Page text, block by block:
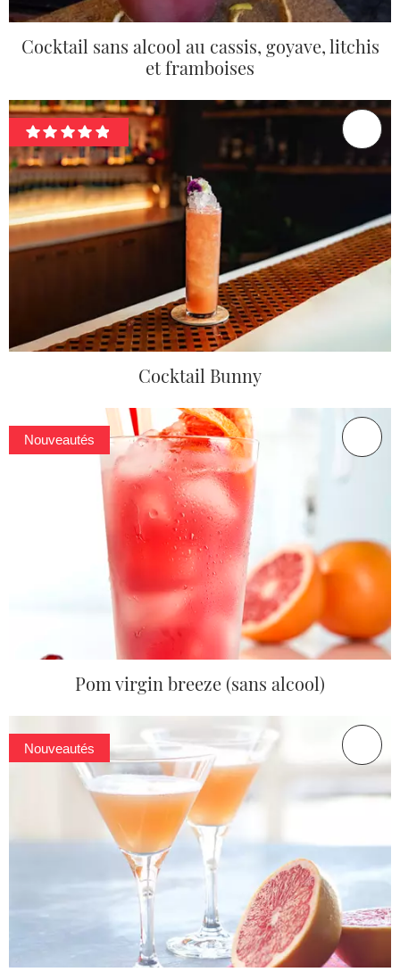
Cocktail sans alcool au cassis, goyave, litchis
et framboises
Cocktail Bunny
Nouveautés
Pom virgin breeze (sans alcool)
Nouveautés